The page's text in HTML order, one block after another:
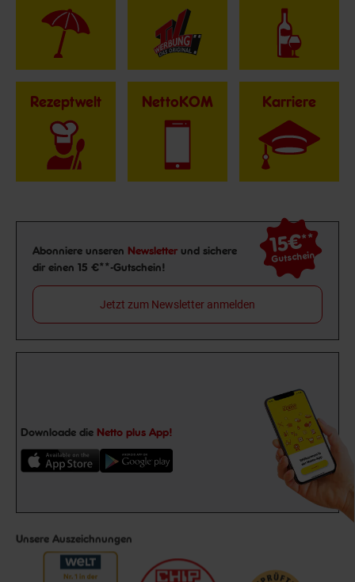
Rezeptwelt NettoKOM Karriere
Newsletter Anmeldung
Abonniere unseren Newsletter und sichere
dir einen 15 €**-Gutschein!
15€**
Gutschein
Jetzt zum Newsletter anmelden
Downloade die Netto plus App!
Unsere Auszeichnungen